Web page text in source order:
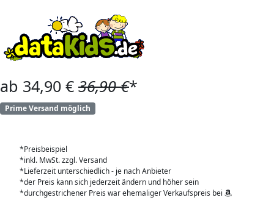
ab 34,90 € 36,90 €*
Prime Versand möglich
*Preisbeispiel
*inkl. MwSt. zzgl. Versand
*Lieferzeit unterschiedlich - je nach Anbieter
*der Preis kann sich jederzeit ändern und höher sein
*durchgestrichener Preis war ehemaliger Verkaufspreis bei